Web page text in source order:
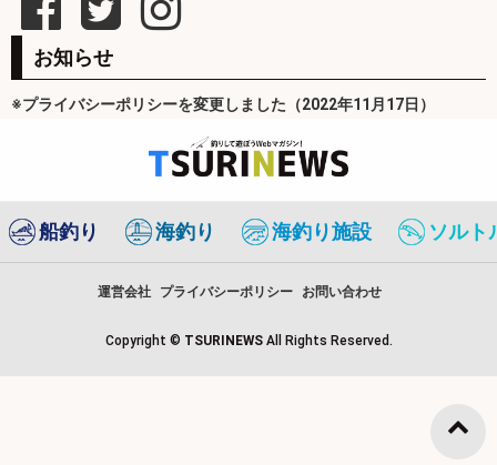
お知らせ
※プライバシーポリシーを変更しました（2022年11月17日）
船釣り 海釣り 海釣り施設 ソルト
運営会社 プライバシーポリシー お問い合わせ
Copyright © TSURINEWS All Rights Reserved.